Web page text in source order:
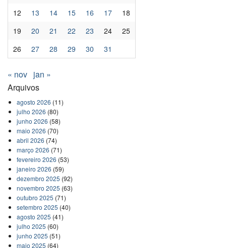
12
13 14 15 16 17
18
19
20 21 22 23 24
25
26
27 28 29 30 31
« nov jan »
Arquivos
agosto 2026 (11)
julho 2026 (80)
junho 2026 (58)
maio 2026 (70)
abril 2026 (74)
março 2026 (71)
fevereiro 2026 (53)
janeiro 2026 (59)
dezembro 2025 (92)
novembro 2025 (63)
outubro 2025 (71)
setembro 2025 (40)
agosto 2025 (41)
julho 2025 (60)
junho 2025 (51)
maio 2025 (64)